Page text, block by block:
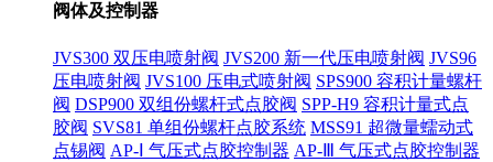
阀体及控制器
JVS300 双压电喷射阀 JVS200 新一代压电喷射阀 JVS96
压电喷射阀 JVS100 压电式喷射阀 SPS900 容积计量螺杆
阀 DSP900 双组份螺杆式点胶阀 SPP-H9 容积计量式点
胶阀 SVS81 单组份螺杆点胶系统 MSS91 超微量蠕动式
点锡阀 AP-Ⅰ 气压式点胶控制器 AP-Ⅲ 气压式点胶控制器